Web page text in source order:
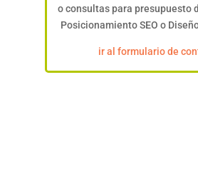
o consultas para presupuesto
Posicionamiento SEO o
ir al formulario de